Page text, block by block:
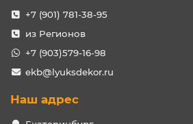
+7 (901) 781-38-95
из Регионов
+7 (903)579-16-98
ekb@lyuksdekor.ru
Наш адрес